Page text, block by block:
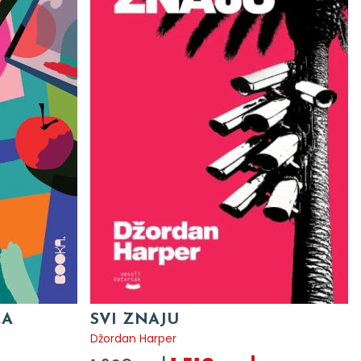
SVI ZNAJU
Džordan Harper